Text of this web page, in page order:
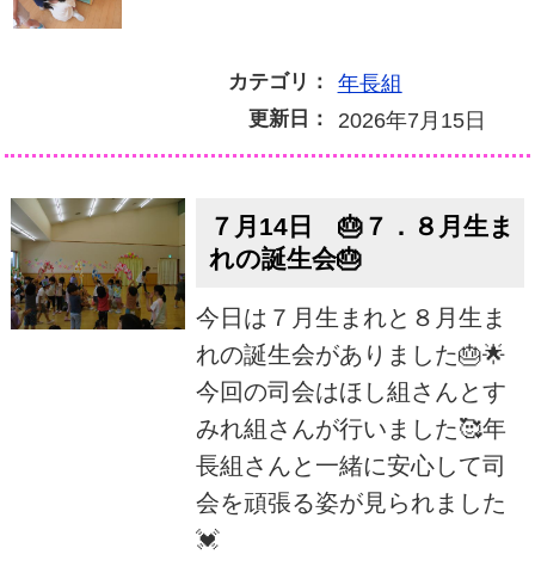
カテゴリ： 年長組
更新日： 2026年7月15日
７月14日 🎂７．８月生ま
れの誕生会🎂
今日は７月生まれと８月生ま
れの誕生会がありました🎂🌟
今回の司会はほし組さんとす
みれ組さんが行いました🥰年
長組さんと一緒に安心して司
会を頑張る姿が見られました
💓